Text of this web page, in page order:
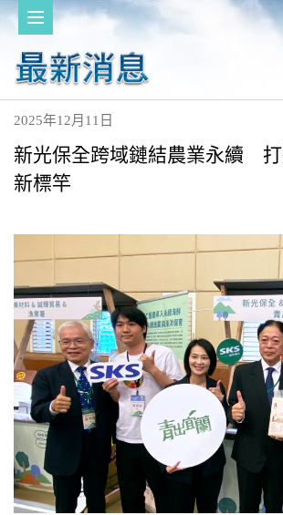
2025年12月11日
新光保全跨域鏈結農業永續 打
新標竿